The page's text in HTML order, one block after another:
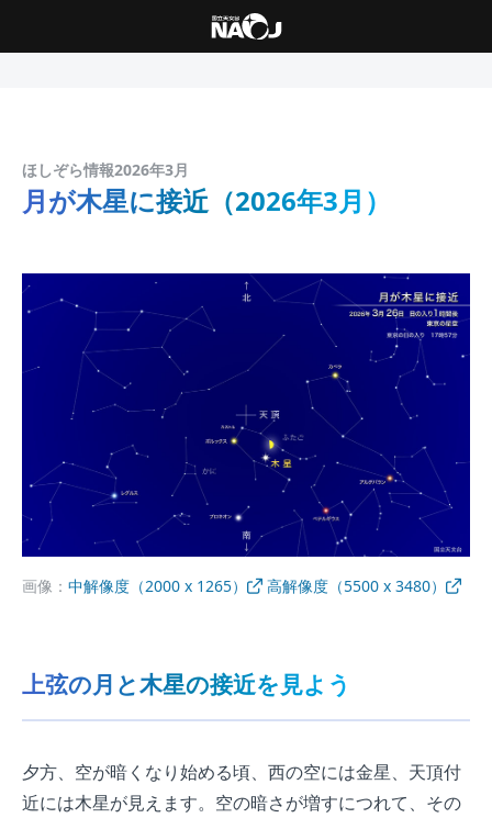
ほしぞら情報2026年3月
月が木星に接近（2026年3月）
画像： 中解像度（2000 x 1265） 高解像度（5500 x 3480）
上弦の月と木星の接近を見よう
夕方、空が暗くなり始める頃、西の空には金星、天頂付
近には木星が見えます。空の暗さが増すにつれて、その